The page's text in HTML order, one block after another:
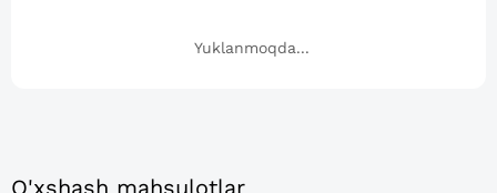
Yuklanmoqda...
O'xshash mahsulotlar